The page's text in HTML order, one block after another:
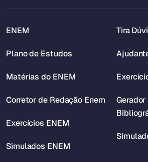
ENEM
Plano de Estudos
Matérias do ENEM
Corretor de Redação Enem
Exercícios ENEM
Simulados ENEM
Tira